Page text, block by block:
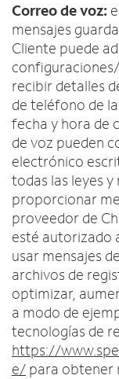
Correo de voz:
mensajes
Cliente puede
recibir detalles
de teléfono de
fecha y hora de
de voz pueden
electrónico
todas las leyes
proporcionar
proveedor de
esté autorizado
usar mensajes
archivos de
optimizar,
a modo de
tecnologías de
https://
e/ para obtener